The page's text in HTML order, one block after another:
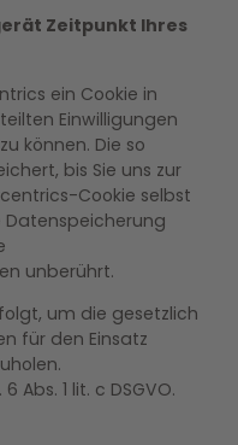
Zeitpunkt Ihres
ein Cookie in
Einwilligungen
können. Die so
bis Sie uns zur
Cookie selbst
Datenspeicherung
unberührt.
um die gesetzlich
für den Einsatz
Abs. 1 lit. c DSGVO.